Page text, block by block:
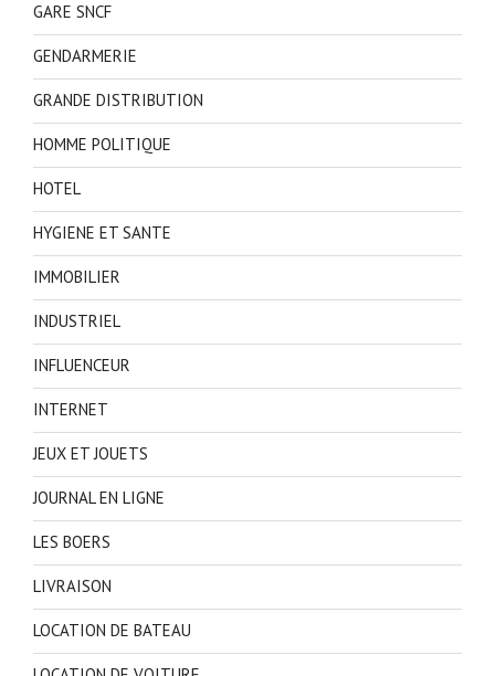
GARE SNCF
GENDARMERIE
GRANDE DISTRIBUTION
HOMME POLITIQUE
HOTEL
HYGIENE ET SANTE
IMMOBILIER
INDUSTRIEL
INFLUENCEUR
INTERNET
JEUX ET JOUETS
JOURNAL EN LIGNE
LES BOERS
LIVRAISON
LOCATION DE BATEAU